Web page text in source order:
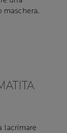
maschera.
lacrimare